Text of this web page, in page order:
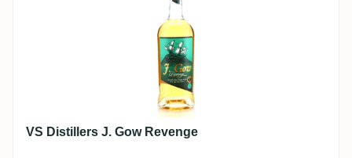
VS Distillers J. Gow Revenge